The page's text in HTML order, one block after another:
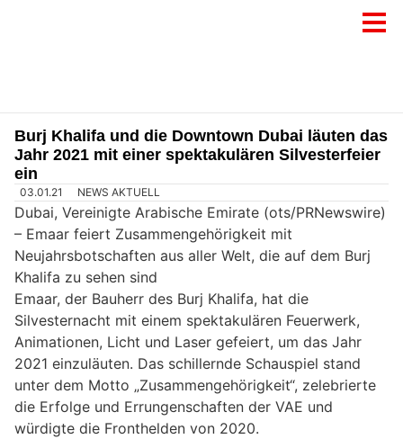
Burj Khalifa und die Downtown Dubai läuten das
Jahr 2021 mit einer spektakulären Silvesterfeier
ein
03.01.21 NEWS AKTUELL
Dubai, Vereinigte Arabische Emirate (ots/PRNewswire)
– Emaar feiert Zusammengehörigkeit mit
Neujahrsbotschaften aus aller Welt, die auf dem Burj
Khalifa zu sehen sind
Emaar, der Bauherr des Burj Khalifa, hat die
Silvesternacht mit einem spektakulären Feuerwerk,
Animationen, Licht und Laser gefeiert, um das Jahr
2021 einzuläuten. Das schillernde Schauspiel stand
unter dem Motto „Zusammengehörigkeit“, zelebrierte
die Erfolge und Errungenschaften der VAE und
würdigte die Fronthelden von 2020.